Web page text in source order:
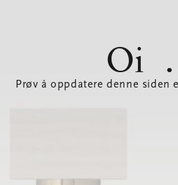
Oi
Prøv å oppdatere denne siden